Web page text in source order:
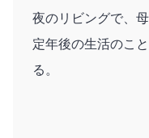
夜のリビングで、
定年後の生活のこ
る。